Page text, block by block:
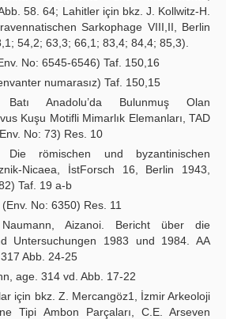
58. 64; Lahitler için bkz. J. Kollwitz-H.
Sarkophage VIII,II, Berlin
54,2; 63,3; 66,1; 83,4; 84,4; 85,3).
No: 6545-6546) Taf. 150,16
numarasız) Taf. 150,15
Anadolu’da Bulunmuş Olan
Kuşu Motifli Mimarlık Elemanları, TAD
No: 73) Res. 10
Die römischen und byzantinischen
Nicaea, İstForsch 16, Berlin 1943,
Taf. 19 a-b
No: 6350) Res. 11
Aizanoi. Bericht über die
Untersuchungen 1983 und 1984. AA
Abb. 24-25
age. 314 vd. Abb. 17-22
için bkz. Z. Mercangöz1, İzmir Arkeoloji
Tipi Ambon Parçaları, C.E. Arseven